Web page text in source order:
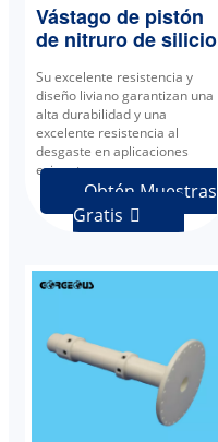
Vástago de pistón
de nitruro de silicio
Su excelente resistencia y
diseño liviano garantizan una
alta durabilidad y una
excelente resistencia al
desgaste en aplicaciones
exigentes.
Obtén Muestras
Gratis 